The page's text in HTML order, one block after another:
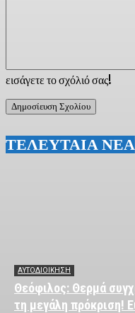
εισάγετε το σχόλιό σας!
ΤΕΛΕΥΤΑΙΑ ΝΕΑ
ΑΥΤΟΔΙΟΙΚΗΣΗ
Θεόφιλος: Θερμά
τη μεγάλη πρόκριση!